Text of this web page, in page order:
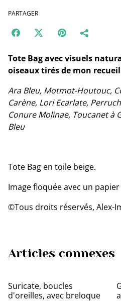
PARTAGER
Tote Bag avec visuels
oiseaux tirés de mon
Ara Bleu, Motmot-Houtouc,
Carène, Lori Ecarlate,
Conure Molinae, Toucanet à
Bleu
Tote Bag en toile beige.
Image floquée avec un
©Tous droits réservés, Alex-
Articles connexes
Suricate, boucles
d'oreilles, avec breloque